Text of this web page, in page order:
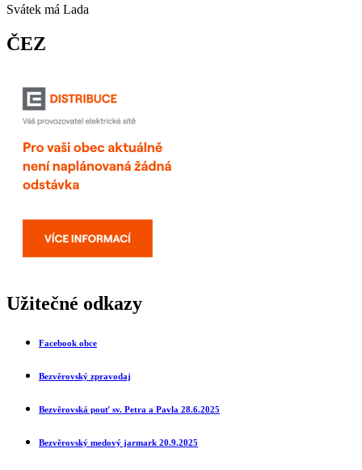
Svátek má Lada
ČEZ
Užitečné odkazy
Facebook obce
Bezvěrovský zpravodaj
Bezvěrovská pouť sv. Petra a Pavla 28.6.2025
Bezvěrovský medový jarmark 20.9.2025